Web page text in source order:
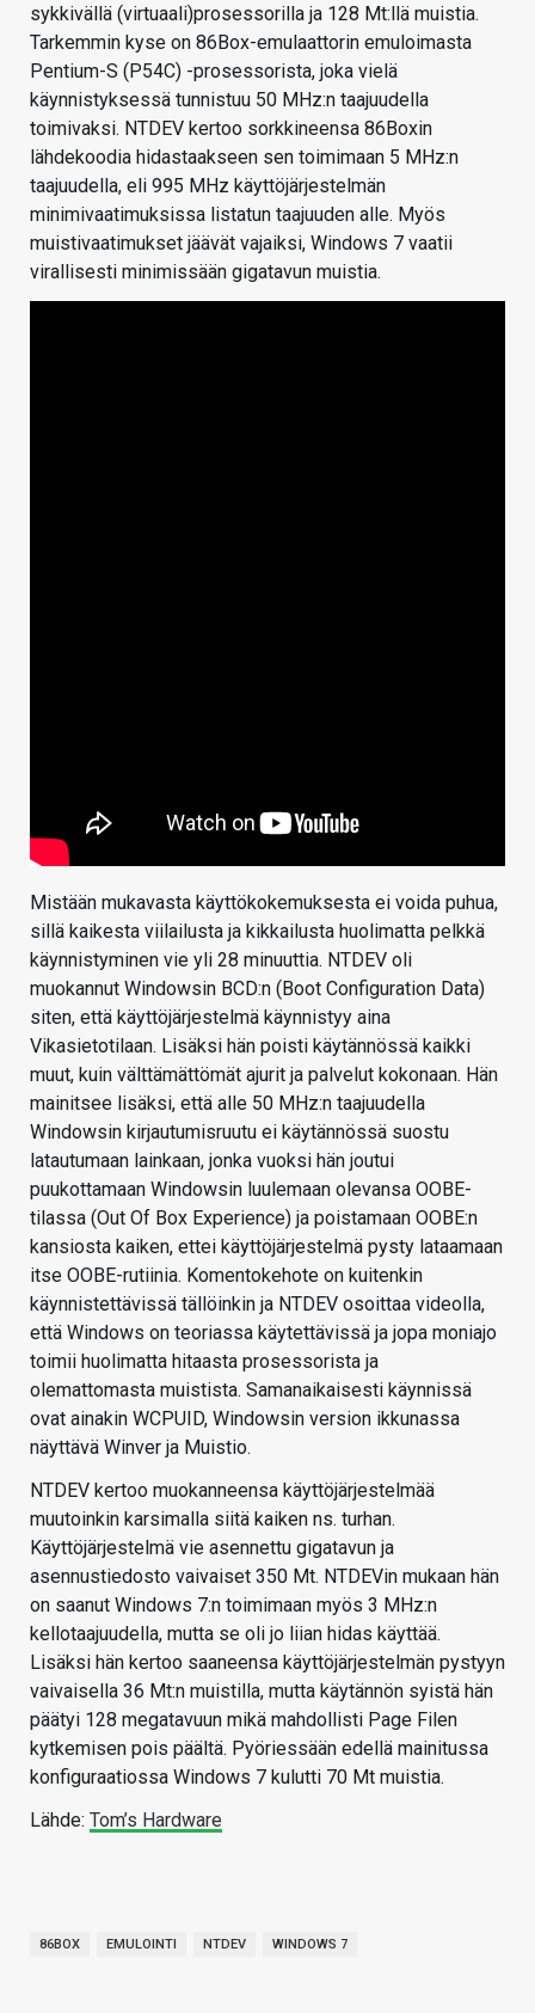
sykkivällä (virtuaali)prosessorilla ja 128 Mt:llä muistia.
Tarkemmin kyse on 86Box-emulaattorin emuloimasta
Pentium-S (P54C) -prosessorista, joka vielä
käynnistyksessä tunnistuu 50 MHz:n taajuudella
toimivaksi. NTDEV kertoo sorkkineensa 86Boxin
lähdekoodia hidastaakseen sen toimimaan 5 MHz:n
taajuudella, eli 995 MHz käyttöjärjestelmän
minimivaatimuksissa listatun taajuuden alle. Myös
muistivaatimukset jäävät vajaiksi, Windows 7 vaatii
virallisesti minimissään gigatavun muistia.
Mistään mukavasta käyttökokemuksesta ei voida puhua,
sillä kaikesta viilailusta ja kikkailusta huolimatta pelkkä
käynnistyminen vie yli 28 minuuttia. NTDEV oli
muokannut Windowsin BCD:n (Boot Configuration Data)
siten, että käyttöjärjestelmä käynnistyy aina
Vikasietotilaan. Lisäksi hän poisti käytännössä kaikki
muut, kuin välttämättömät ajurit ja palvelut kokonaan. Hän
mainitsee lisäksi, että alle 50 MHz:n taajuudella
Windowsin kirjautumisruutu ei käytännössä suostu
latautumaan lainkaan, jonka vuoksi hän joutui
puukottamaan Windowsin luulemaan olevansa OOBE-
tilassa (Out Of Box Experience) ja poistamaan OOBE:n
kansiosta kaiken, ettei käyttöjärjestelmä pysty lataamaan
itse OOBE-rutiinia. Komentokehote on kuitenkin
käynnistettävissä tällöinkin ja NTDEV osoittaa videolla,
että Windows on teoriassa käytettävissä ja jopa moniajo
toimii huolimatta hitaasta prosessorista ja
olemattomasta muistista. Samanaikaisesti käynnissä
ovat ainakin WCPUID, Windowsin version ikkunassa
näyttävä Winver ja Muistio.
NTDEV kertoo muokanneensa käyttöjärjestelmää
muutoinkin karsimalla siitä kaiken ns. turhan.
Käyttöjärjestelmä vie asennettu gigatavun ja
asennustiedosto vaivaiset 350 Mt. NTDEVin mukaan hän
on saanut Windows 7:n toimimaan myös 3 MHz:n
kellotaajuudella, mutta se oli jo liian hidas käyttää.
Lisäksi hän kertoo saaneensa käyttöjärjestelmän pystyyn
vaivaisella 36 Mt:n muistilla, mutta käytännön syistä hän
päätyi 128 megatavuun mikä mahdollisti Page Filen
kytkemisen pois päältä. Pyöriessään edellä mainitussa
konfiguraatiossa Windows 7 kulutti 70 Mt muistia.
Lähde: Tom’s Hardware
86BOX EMULOINTI NTDEV WINDOWS 7